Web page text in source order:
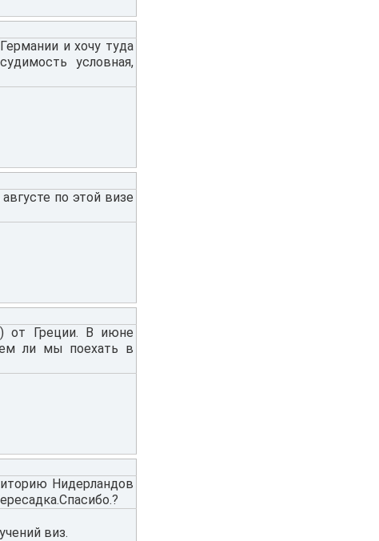
и хочу туда
условная,
по этой визе
от Греции. В июне
ли мы поехать в
Нидерландов
виз.